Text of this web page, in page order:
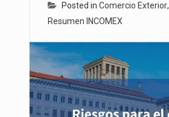
Posted in Comercio Exterior,
Resumen INCOMEX